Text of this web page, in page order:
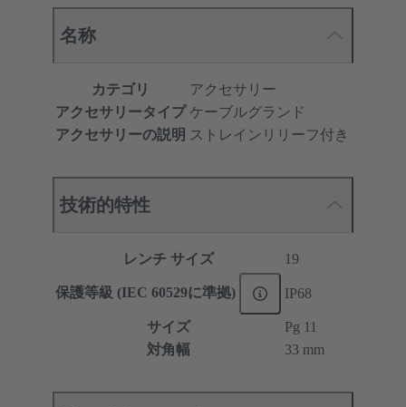
名称
カテゴリ
アクセサリー
アクセサリータイプ ケーブルグランド
アクセサリーの説明 ストレインリリーフ付き
技術的特性
レンチ サイズ 19
保護等級 (IEC 60529に準拠) IP68
サイズ
Pg 11
対角幅
33 mm